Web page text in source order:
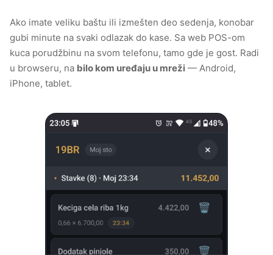
Ako imate veliku baštu ili izmešten deo sedenja, konobar
gubi minute na svaki odlazak do kase. Sa web POS-om
kuca porudžbinu na svom telefonu, tamo gde je gost. Radi
u browseru, na bilo kom uređaju u mreži — Android,
iPhone, tablet.